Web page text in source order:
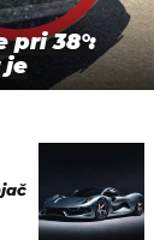
pri 38°:
je